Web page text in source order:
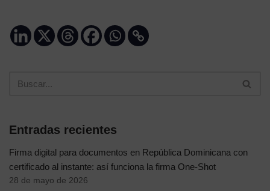
Entradas recientes
Firma digital para documentos en República Dominicana con
certificado al instante: así funciona la firma One-Shot
28 de mayo de 2026